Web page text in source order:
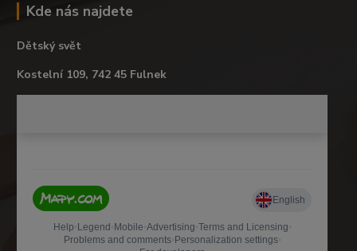
Kde nás najdete
Dětský svět
Kostelní 109, 742 45 Fulnek